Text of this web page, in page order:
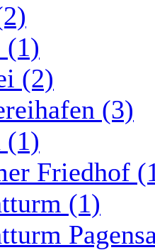
(1)
(2)
(3)
(1)
Friedhof
(1)